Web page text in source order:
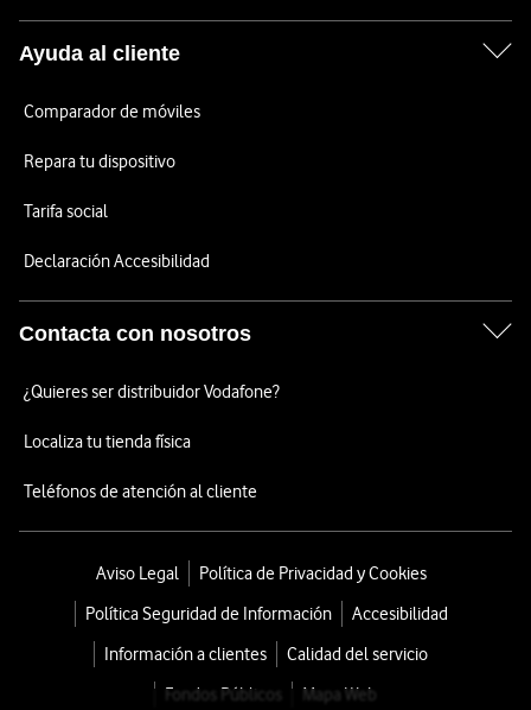
Ayuda al cliente
Comparador de móviles
Repara tu dispositivo
Tarifa social
Declaración Accesibilidad
Contacta con nosotros
¿Quieres ser distribuidor Vodafone?
Localiza tu tienda física
Teléfonos de atención al cliente
Aviso Legal
Política de Privacidad y Cookies
Política Seguridad de Información
Accesibilidad
Información a clientes
Calidad del servicio
Fondos Públicos
Mapa Web